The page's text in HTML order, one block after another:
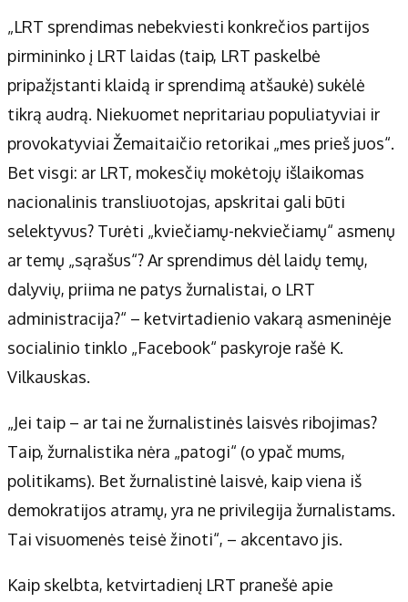
Redakcijos politika
Receptai
„LRT sprendimas nebekviesti konkrečios partijos
pirmininko į LRT laidas (taip, LRT paskelbė
pripažįstanti klaidą ir sprendimą atšaukė) sukėlė
tikrą audrą. Niekuomet nepritariau populiatyviai ir
provokatyviai Žemaitaičio retorikai „mes prieš juos“.
Bet visgi: ar LRT, mokesčių mokėtojų išlaikomas
nacionalinis transliuotojas, apskritai gali būti
selektyvus? Turėti „kviečiamų-nekviečiamų“ asmenų
ar temų „sąrašus“? Ar sprendimus dėl laidų temų,
dalyvių, priima ne patys žurnalistai, o LRT
administracija?“ – ketvirtadienio vakarą asmeninėje
socialinio tinklo „Facebook“ paskyroje rašė K.
Vilkauskas.
„Jei taip – ar tai ne žurnalistinės laisvės ribojimas?
Taip, žurnalistika nėra „patogi“ (o ypač mums,
politikams). Bet žurnalistinė laisvė, kaip viena iš
demokratijos atramų, yra ne privilegija žurnalistams.
Tai visuomenės teisė žinoti“, – akcentavo jis.
Kaip skelbta, ketvirtadienį LRT pranešė apie